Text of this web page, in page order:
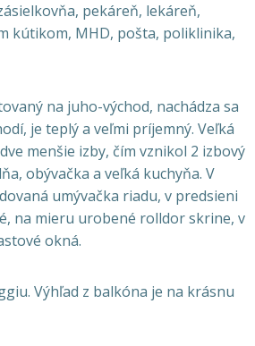
pekáreň, lekáreň,
kútikom, MHD, pošta, poliklinika,
na juho-východ, nachádza sa
je teplý a veľmi príjemný. Veľká
menšie izby, čím vznikol 2 izbový
obývačka a veľká kuchyňa. V
umývačka riadu, v predsieni
na mieru urobené rolldor skrine, v
okná.
Výhľad z balkóna je na krásnu